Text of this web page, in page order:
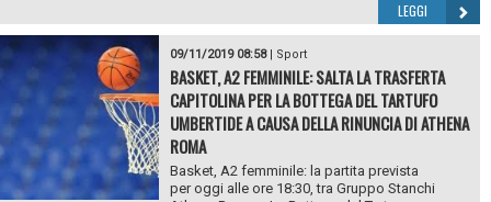
LEGGI
09/11/2019 08:58| Sport
BASKET, A2 FEMMINILE: SALTA LA TRASFERTA
CAPITOLINA PER LA BOTTEGA DEL TARTUFO
UMBERTIDE A CAUSA DELLA RINUNCIA DI ATHENA
ROMA
Basket, A2 femminile: la partita prevista
per oggi alle ore 18:30, tra Gruppo Stanchi